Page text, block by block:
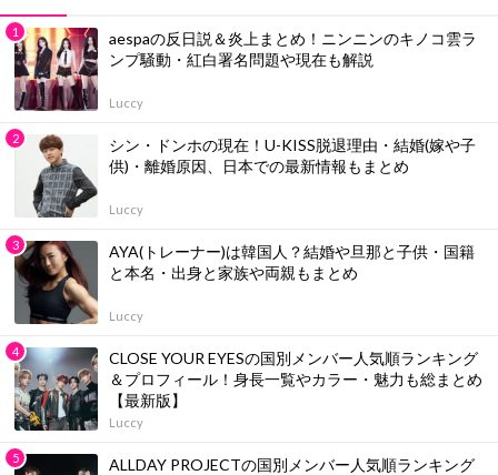
aespaの反日説＆炎上まとめ！ニンニンのキノコ雲ラ
ンプ騒動・紅白署名問題や現在も解説
Luccy
シン・ドンホの現在！U-KISS脱退理由・結婚(嫁や子
供)・離婚原因、日本での最新情報もまとめ
Luccy
AYA(トレーナー)は韓国人？結婚や旦那と子供・国籍
と本名・出身と家族や両親もまとめ
Luccy
CLOSE YOUR EYESの国別メンバー人気順ランキング
＆プロフィール！身長一覧やカラー・魅力も総まとめ
【最新版】
Luccy
ALLDAY PROJECTの国別メンバー人気順ランキング